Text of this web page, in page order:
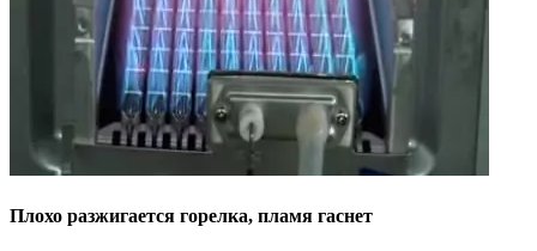
Плохо разжигается горелка, пламя гаснет